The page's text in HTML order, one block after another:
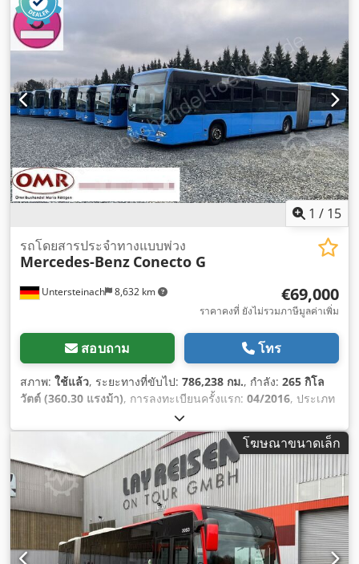
1 / 15
Untersteinach 8,632 km
รถโดยสารประจำทางแบบพ่วง
Mercedes-Benz Conecto G
€69,000
ราคาคงที่ ยังไม่รวมภาษีมูลค่าเพิ่ม
สอบถาม โทร
สภาพ: ใช้แล้ว, ระยะทางที่ขับไป: 786,238 กม., กำลัง: 265 กิโล
วัตต์ (360.30 แรงม้า), การลงทะเบียนครั้งแรก: 04/2016, ประเภท
128, ประเภทเกียร์:
ชั้นการปล่อยมลพิษ:ยูโร 6, สี:น้ำเงิน, เบรก:อินทาร์เดอร์, ความ
17,950 มม, ความกว้างทั้งหมด:3,200 มม, ความสูง
รวม:2,550 มม , ปีที่ผลิต: 2016, อุปกรณ์:พวงมาลัยเพาเวอร์, ระบบ
ควบคุมแรงฉุด, เครื่องปรับอากาศ, เอบีเอส, ไฟตัดหมอก
โฆษณาขนาดเล็ก